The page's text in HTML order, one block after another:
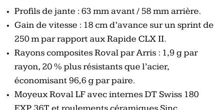
Profils de jante : 63 mm avant / 58 mm arrière.
Gain de vitesse : 18 cm d’avance sur un sprint de
250 m par rapport aux Rapide CLX II.
Rayons composites Roval par Arris : 1,9 g par
rayon, 20 % plus résistants que l’acier,
économisant 96,6 g par paire.
Moyeux Roval LF avec internes DT Swiss 180